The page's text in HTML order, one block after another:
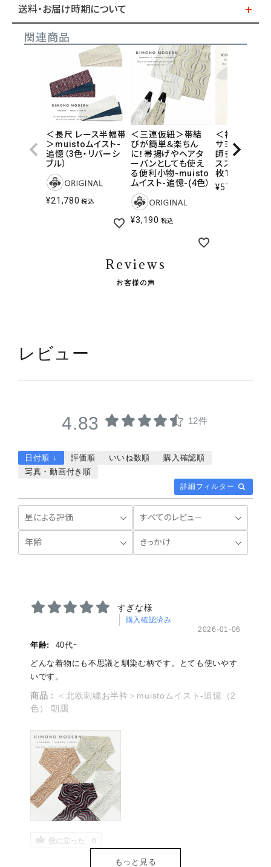
送料・お届け時期について
関連商品
＜長尺 レース半幅帯
＞muistoムイスト-
追憶（3色・リバーシ
ブル）
¥21,780 税込
＜三連仮紐＞帯結
びが簡単＆楽ちん
に！帯揚げやヘアタ
ーバンとしても使え
る便利小物-muisto
ムイスト-追憶-(4色）
¥3,190 税込
＜衿芯＞衿浮
サヨウナラ-
師多奈ゑり先
ススメ-極薄衿
枚1組）
¥572
Reviews
お客様の声
レビュー
4.83 12件
詳細フィルター
日付順 ↓ 評価順 いいね数順
購入確認順
写真・動画付き順
すぎな様
購入確認済み
2026-01-06
年齢:
40代~
どんな着物にも不思議と馴染む柄です。とても使いやす
いです。
商品：
＜北欧刺繍お半衿＞muistoムイスト-追憶（2
色） 朝靄
役に立った 0
もっと見る